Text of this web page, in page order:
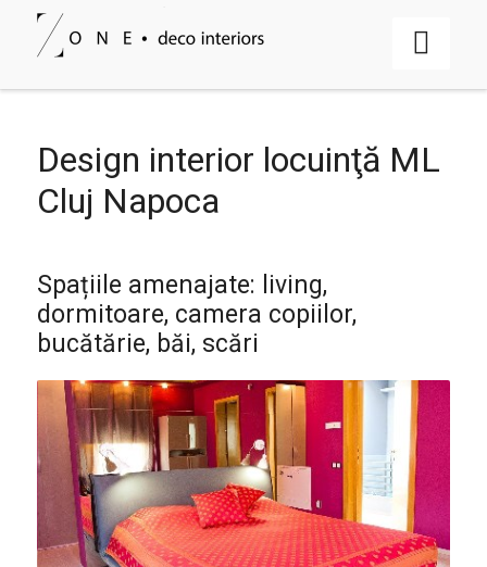
Design interior locuinţă ML
Cluj Napoca
Spațiile amenajate: living,
dormitoare, camera copiilor,
bucătărie, băi, scări